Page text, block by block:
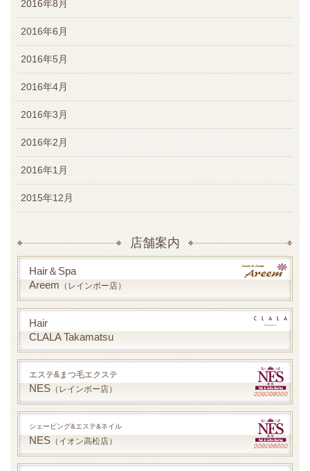
2016年8月
2016年6月
2016年5月
2016年4月
2016年3月
2016年2月
2016年1月
2015年12月
店舗案内
Hair＆Spa
Areem （レインボー店）
Hair
CLALA Takamatsu
エステ&まつ毛エクステ
NES （レインボー店）
シェービング&エステ&ネイル
NES （イオン高松店）